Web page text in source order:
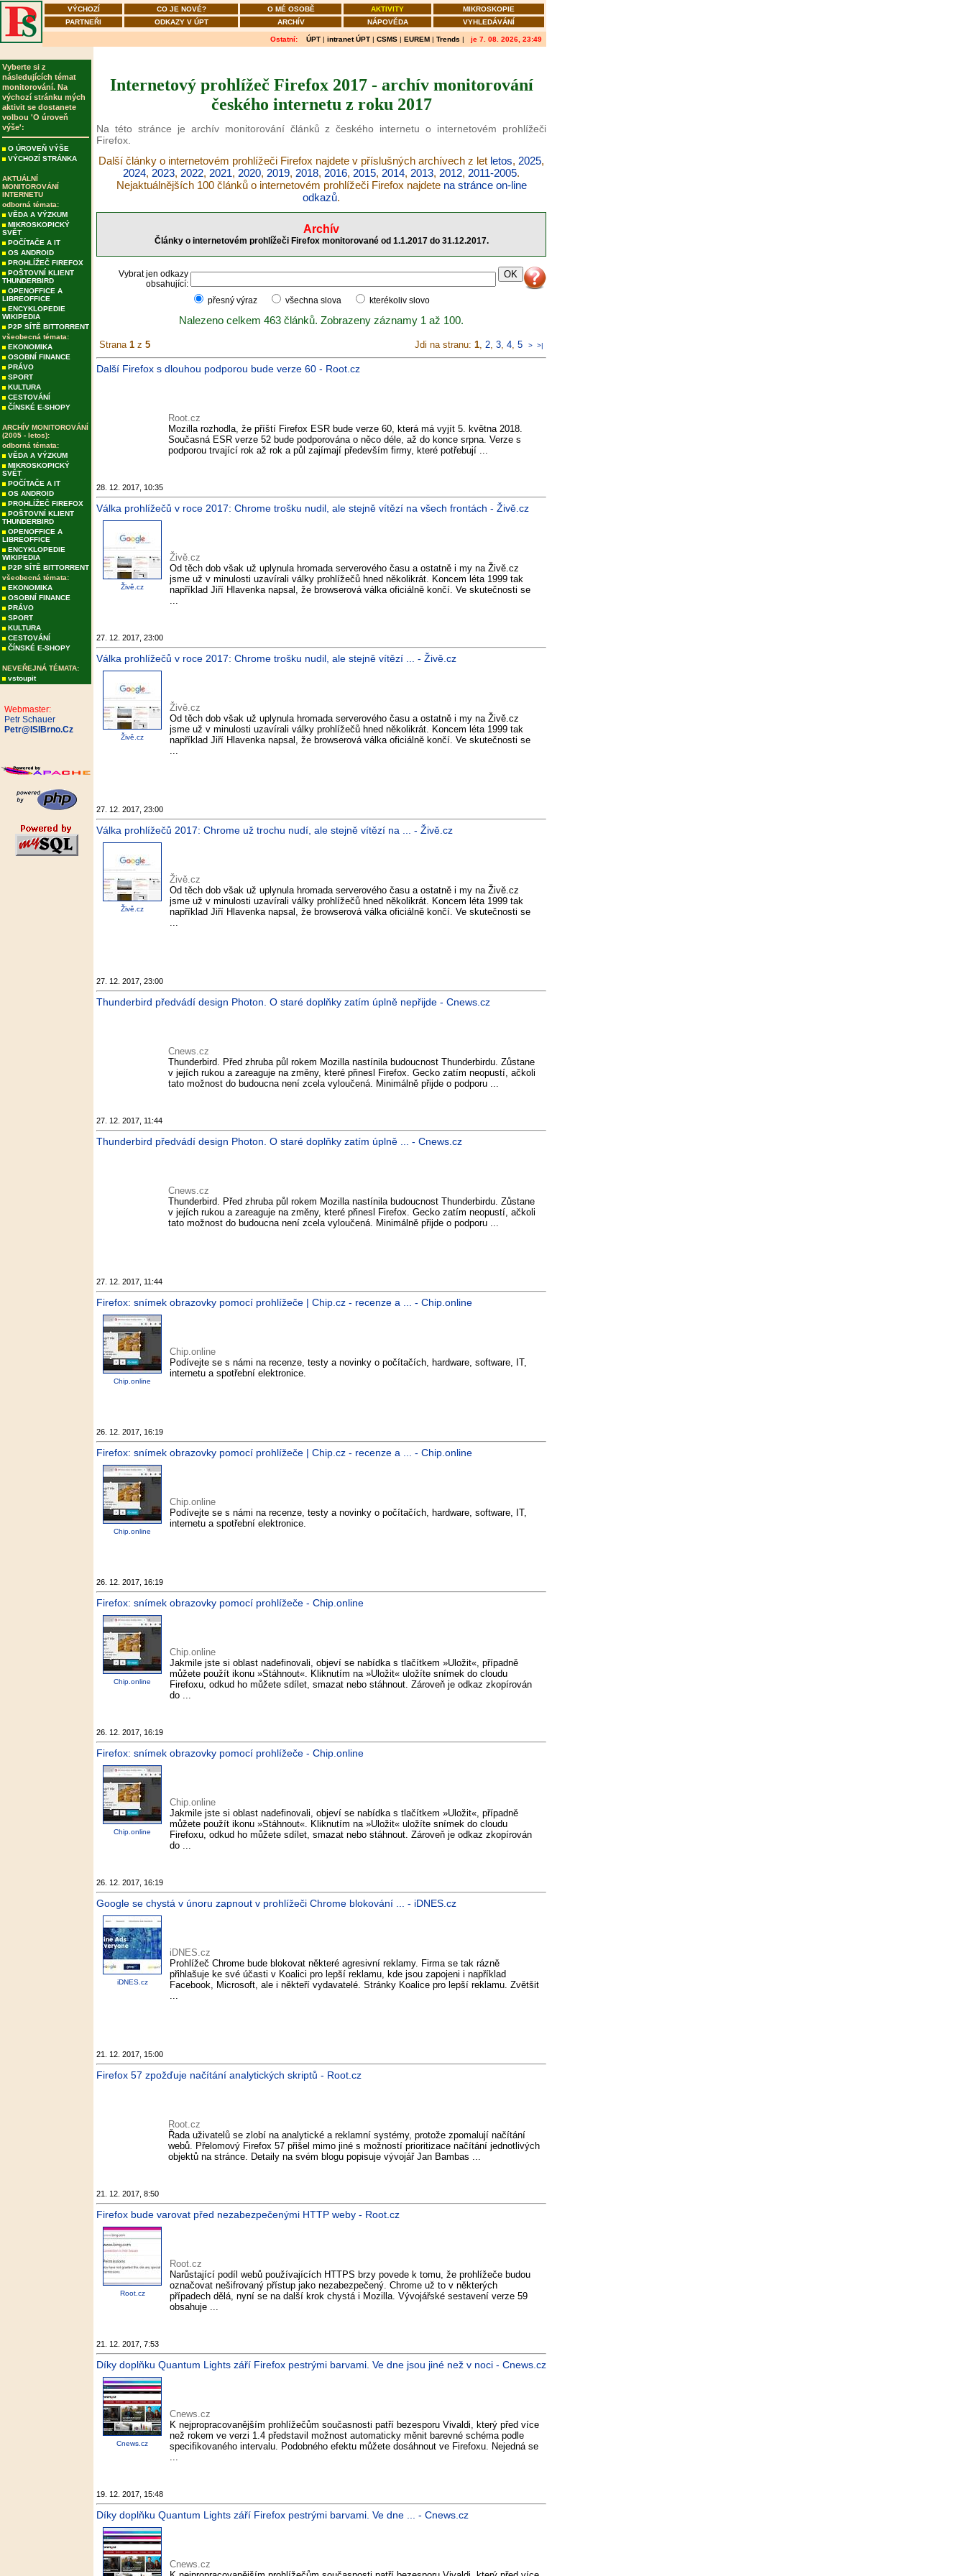
VÝCHOZÍ CO JE NOVÉ? O MÉ OSOBĚ AKTIVITY
MIKROSKOPIE
PARTNEŘI
ODKAZY V ÚPT ARCHÍV NÁPOVĚDA VYHLEDÁVÁNÍ
Ostatní: ÚPT | intranet ÚPT | CSMS | EUREM | Trends | je 7. 08. 2026, 23:49
Vyberte si z
následujících témat
monitorování. Na
výchozí stránku mých
aktivit se dostanete
volbou 'O úroveň
výše':
O ÚROVEŇ VÝŠE
VÝCHOZÍ STRÁNKA
AKTUÁLNÍ
MONITOROVÁNÍ
INTERNETU
odborná témata:
VĚDA A VÝZKUM
MIKROSKOPICKÝ
SVĚT
POČÍTAČE A IT
OS ANDROID
PROHLÍŽEČ FIREFOX
POŠTOVNÍ KLIENT
THUNDERBIRD
OPENOFFICE A
LIBREOFFICE
ENCYKLOPEDIE
WIKIPEDIA
P2P SÍTĚ BITTORRENT
všeobecná témata:
EKONOMIKA
OSOBNÍ FINANCE
PRÁVO
SPORT
KULTURA
CESTOVÁNÍ
ČÍNSKÉ E-SHOPY
ARCHÍV MONITOROVÁNÍ
(2005 - letos):
odborná témata:
VĚDA A VÝZKUM
MIKROSKOPICKÝ
SVĚT
POČÍTAČE A IT
OS ANDROID
PROHLÍŽEČ FIREFOX
POŠTOVNÍ KLIENT
THUNDERBIRD
OPENOFFICE A
LIBREOFFICE
ENCYKLOPEDIE
WIKIPEDIA
P2P SÍTĚ BITTORRENT
všeobecná témata:
EKONOMIKA
OSOBNÍ FINANCE
PRÁVO
SPORT
KULTURA
CESTOVÁNÍ
ČÍNSKÉ E-SHOPY
NEVEŘEJNÁ TÉMATA:
vstoupit
Webmaster:
Petr Schauer
Petr@ISIBrno.Cz
Internetový prohlížeč Firefox 2017 - archív monitorování
českého internetu z roku 2017
Na této stránce je archív monitorování článků z českého internetu o internetovém prohlížeči
Firefox.
Další články o internetovém prohlížeči Firefox najdete v příslušných archívech z let letos, 2025,
2024, 2023, 2022, 2021, 2020, 2019, 2018, 2016, 2015, 2014, 2013, 2012, 2011-2005.
Nejaktuálnějších 100 článků o internetovém prohlížeči Firefox najdete na stránce on-line
odkazů.
Archív
Články o internetovém prohlížeči Firefox monitorované od 1.1.2017 do 31.12.2017.
Vybrat jen odkazy
obsahující:
přesný výraz
všechna slova kterékoliv slovo
Nalezeno celkem 463 článků. Zobrazeny záznamy 1 až 100.
Strana 1 z 5 Jdi na stranu: 1, 2, 3, 4, 5 > >|
Další Firefox s dlouhou podporou bude verze 60 - Root.cz
Root.cz
Mozilla rozhodla, že příští Firefox ESR bude verze 60, která má vyjít 5. května 2018.
Současná ESR verze 52 bude podporována o něco déle, až do konce srpna. Verze s
podporou trvající rok až rok a půl zajímají především firmy, které potřebují ...
28. 12. 2017, 10:35
Válka prohlížečů v roce 2017: Chrome trošku nudil, ale stejně vítězí na všech frontách - Živě.cz
Živě.cz
Živě.cz
Od těch dob však už uplynula hromada serverového času a ostatně i my na Živě.cz
jsme už v minulosti uzavírali války prohlížečů hned několikrát. Koncem léta 1999 tak
například Jiří Hlavenka napsal, že browserová válka oficiálně končí. Ve skutečnosti se
...
27. 12. 2017, 23:00
Válka prohlížečů v roce 2017: Chrome trošku nudil, ale stejně vítězí ... - Živě.cz
Živě.cz
Živě.cz
Od těch dob však už uplynula hromada serverového času a ostatně i my na Živě.cz
jsme už v minulosti uzavírali války prohlížečů hned několikrát. Koncem léta 1999 tak
například Jiří Hlavenka napsal, že browserová válka oficiálně končí. Ve skutečnosti se
...
27. 12. 2017, 23:00
Válka prohlížečů 2017: Chrome už trochu nudí, ale stejně vítězí na ... - Živě.cz
Živě.cz
Živě.cz
Od těch dob však už uplynula hromada serverového času a ostatně i my na Živě.cz
jsme už v minulosti uzavírali války prohlížečů hned několikrát. Koncem léta 1999 tak
například Jiří Hlavenka napsal, že browserová válka oficiálně končí. Ve skutečnosti se
...
27. 12. 2017, 23:00
Thunderbird předvádí design Photon. O staré doplňky zatím úplně nepřijde - Cnews.cz
Cnews.cz
Thunderbird. Před zhruba půl rokem Mozilla nastínila budoucnost Thunderbirdu. Zůstane
v jejích rukou a zareaguje na změny, které přinesl Firefox. Gecko zatím neopustí, ačkoli
tato možnost do budoucna není zcela vyloučená. Minimálně přijde o podporu ...
27. 12. 2017, 11:44
Thunderbird předvádí design Photon. O staré doplňky zatím úplně ... - Cnews.cz
Cnews.cz
Thunderbird. Před zhruba půl rokem Mozilla nastínila budoucnost Thunderbirdu. Zůstane
v jejích rukou a zareaguje na změny, které přinesl Firefox. Gecko zatím neopustí, ačkoli
tato možnost do budoucna není zcela vyloučená. Minimálně přijde o podporu ...
27. 12. 2017, 11:44
Firefox: snímek obrazovky pomocí prohlížeče | Chip.cz - recenze a ... - Chip.online
Chip.online
Chip.online
Podívejte se s námi na recenze, testy a novinky o počítačích, hardware, software, IT,
internetu a spotřební elektronice.
26. 12. 2017, 16:19
Firefox: snímek obrazovky pomocí prohlížeče | Chip.cz - recenze a ... - Chip.online
Chip.online
Chip.online
Podívejte se s námi na recenze, testy a novinky o počítačích, hardware, software, IT,
internetu a spotřební elektronice.
26. 12. 2017, 16:19
Firefox: snímek obrazovky pomocí prohlížeče - Chip.online
Chip.online
Chip.online
Jakmile jste si oblast nadefinovali, objeví se nabídka s tlačítkem »Uložit«, případně
můžete použít ikonu »Stáhnout«. Kliknutím na »Uložit« uložíte snímek do cloudu
Firefoxu, odkud ho můžete sdílet, smazat nebo stáhnout. Zároveň je odkaz zkopírován
do ...
26. 12. 2017, 16:19
Firefox: snímek obrazovky pomocí prohlížeče - Chip.online
Chip.online
Chip.online
Jakmile jste si oblast nadefinovali, objeví se nabídka s tlačítkem »Uložit«, případně
můžete použít ikonu »Stáhnout«. Kliknutím na »Uložit« uložíte snímek do cloudu
Firefoxu, odkud ho můžete sdílet, smazat nebo stáhnout. Zároveň je odkaz zkopírován
do ...
26. 12. 2017, 16:19
Google se chystá v únoru zapnout v prohlížeči Chrome blokování ... - iDNES.cz
iDNES.cz
iDNES.cz
Prohlížeč Chrome bude blokovat některé agresivní reklamy. Firma se tak rázně
přihlašuje ke své účasti v Koalici pro lepší reklamu, kde jsou zapojeni i například
Facebook, Microsoft, ale i někteří vydavatelé. Stránky Koalice pro lepší reklamu. Zvětšit
...
21. 12. 2017, 15:00
Firefox 57 zpožďuje načítání analytických skriptů - Root.cz
Root.cz
Řada uživatelů se zlobí na analytické a reklamní systémy, protože zpomalují načítání
webů. Přelomový Firefox 57 přišel mimo jiné s možností prioritizace načítání jednotlivých
objektů na stránce. Detaily na svém blogu popisuje vývojář Jan Bambas ...
21. 12. 2017, 8:50
Firefox bude varovat před nezabezpečenými HTTP weby - Root.cz
Root.cz
Root.cz
Narůstající podíl webů používajících HTTPS brzy povede k tomu, že prohlížeče budou
označovat nešifrovaný přístup jako nezabezpečený. Chrome už to v některých
případech dělá, nyní se na další krok chystá i Mozilla. Vývojářské sestavení verze 59
obsahuje ...
21. 12. 2017, 7:53
Díky doplňku Quantum Lights září Firefox pestrými barvami. Ve dne jsou jiné než v noci - Cnews.cz
Cnews.cz
Cnews.cz
K nejpropracovanějším prohlížečům současnosti patří bezesporu Vivaldi, který před více
než rokem ve verzi 1.4 představil možnost automaticky měnit barevné schéma podle
specifikovaného intervalu. Podobného efektu můžete dosáhnout ve Firefoxu. Nejedná se
...
19. 12. 2017, 15:48
Díky doplňku Quantum Lights září Firefox pestrými barvami. Ve dne ... - Cnews.cz
Cnews.cz